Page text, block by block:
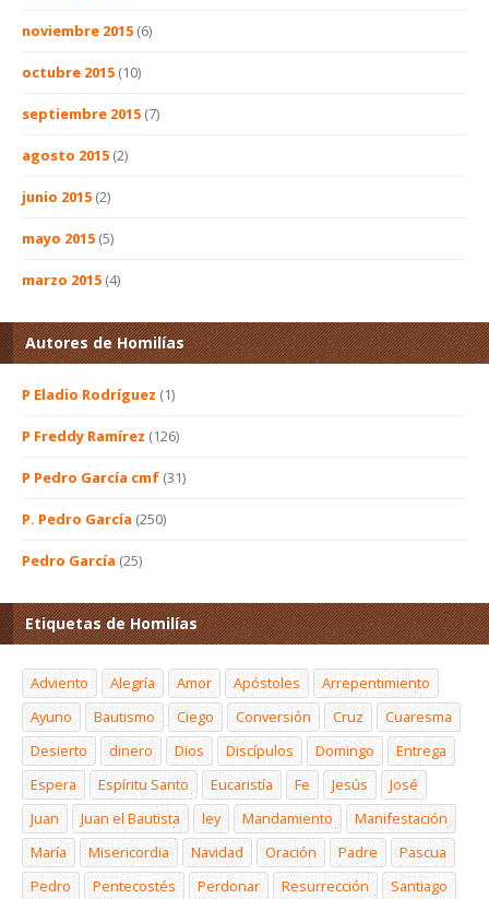
noviembre 2015 (6)
octubre 2015 (10)
septiembre 2015 (7)
agosto 2015 (2)
junio 2015 (2)
mayo 2015 (5)
marzo 2015 (4)
Autores de Homilías
P Eladio Rodríguez (1)
P Freddy Ramírez (126)
P Pedro García cmf (31)
P. Pedro García (250)
Pedro García (25)
Etiquetas de Homilías
Adviento Alegría Amor Apóstoles
Arrepentimiento
Ayuno
Bautismo Ciego Conversión Cruz
Cuaresma
Desierto
dinero Dios Discípulos Domingo
Entrega
Espera
Espíritu Santo Eucaristía Fe Jesús
José
Juan
Juan el Bautista ley Mandamiento
Manifestación
María
Misericordia Navidad Oración Padre
Pascua
Pedro
Pentecostés Perdonar Resurrección
Santiago